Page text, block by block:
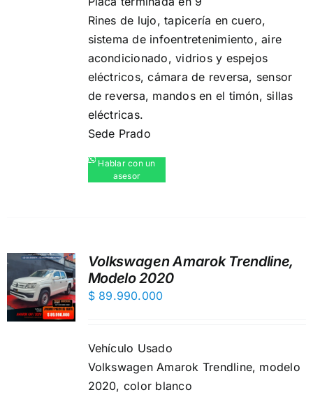
Rines de lujo, ️tapicería en cuero,
sistema de infoentretenimiento,️ aire
acondicionado, vidrios y espejos
eléctricos,️ cámara de reversa,️ sensor
de reversa,️ mandos en el timón, sillas
eléctricas.
Sede Prado
Hablar con un
asesor
Volkswagen Amarok Trendline,
Modelo 2020
$89.990.000
Vehículo Usado
Volkswagen Amarok Trendline, modelo
2020, color blanco